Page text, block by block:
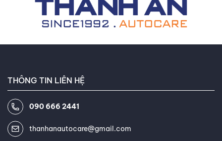
mới nhất trong ngành. Khách
hàng thường xuyên khen ngợi khả
tạp về lốp xe một cách dễ hiểu
tìm được loại lốp hoàn hảo, đáp
sách của bạn. Kết nối với tôi trên
Facebook, TikTok
THÔNG TIN LIÊN HỆ
090 666 2441
thanhanautocare@gmail.com